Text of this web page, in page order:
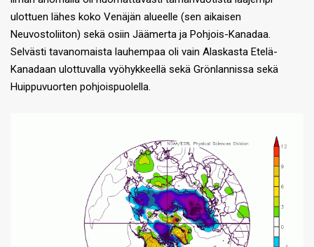
ulottuen lähes koko Venäjän alueelle (sen aikaisen
Neuvostoliiton) sekä osiin Jäämerta ja Pohjois-Kanadaa.
Selvästi tavanomaista lauhempaa oli vain Alaskasta Etelä-
Kanadaan ulottuvalla vyöhykkeellä sekä Grönlannissa sekä
Huippuvuorten pohjoispuolella.